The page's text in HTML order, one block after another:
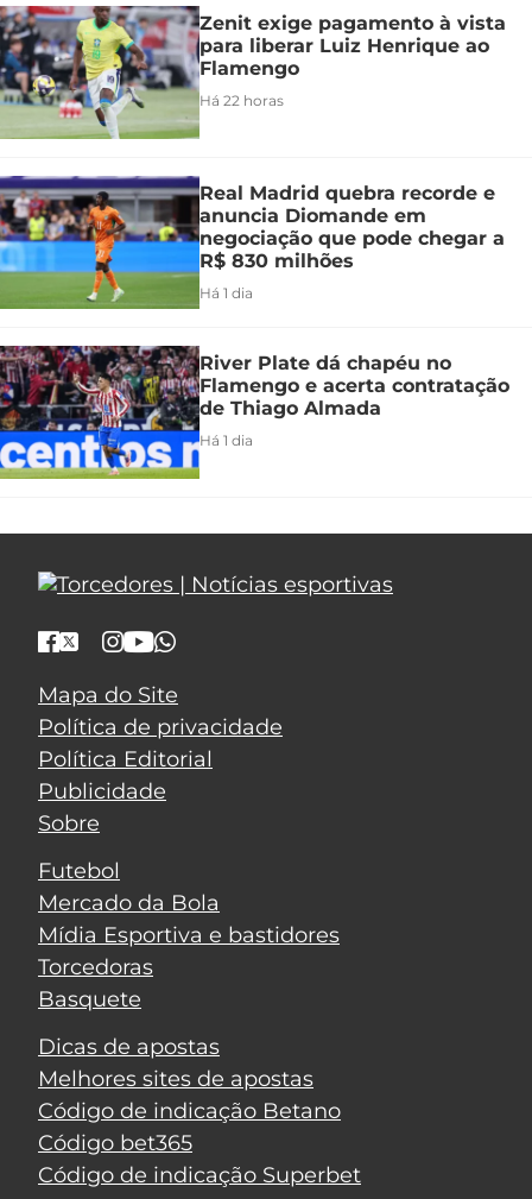
Zenit exige pagamento à vista
para liberar Luiz Henrique ao
Flamengo
Há 22 horas
Real Madrid quebra recorde e
anuncia Diomande em
negociação que pode chegar a
R$ 830 milhões
Há 1 dia
River Plate dá chapéu no
Flamengo e acerta contratação
de Thiago Almada
Há 1 dia
Mapa do Site
Política de privacidade
Política Editorial
Publicidade
Sobre
Futebol
Mercado da Bola
Mídia Esportiva e bastidores
Torcedoras
Basquete
Dicas de apostas
Melhores sites de apostas
Código de indicação Betano
Código bet365
Código de indicação Superbet